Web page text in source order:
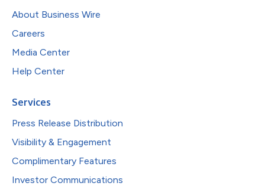
About Business Wire
Careers
Media Center
Help Center
Services
Press Release Distribution
Visibility & Engagement
Complimentary Features
Investor Communications